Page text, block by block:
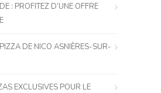
: PROFITEZ D’UNE OFFRE
DE NICO ASNIÈRES-SUR-
EXCLUSIVES POUR LE